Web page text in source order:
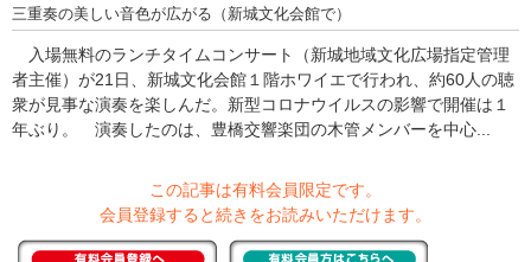
三重奏の美しい音色が広がる（新城文化会館で）
入場無料のランチタイムコンサート（新城地域文化広場指定管理
者主催）が21日、新城文化会館１階ホワイエで行われ、約60人の聴
衆が見事な演奏を楽しんだ。新型コロナウイルスの影響で開催は１
年ぶり。 演奏したのは、豊橋交響楽団の木管メンバーを中心...
この記事は有料会員限定です。
会員登録すると続きをお読みいただけます。